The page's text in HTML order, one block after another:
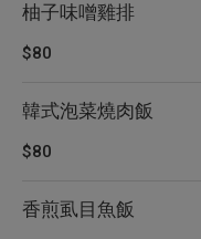
柚子味噌雞排
$80
韓式泡菜燒肉飯
$80
香煎虱目魚飯